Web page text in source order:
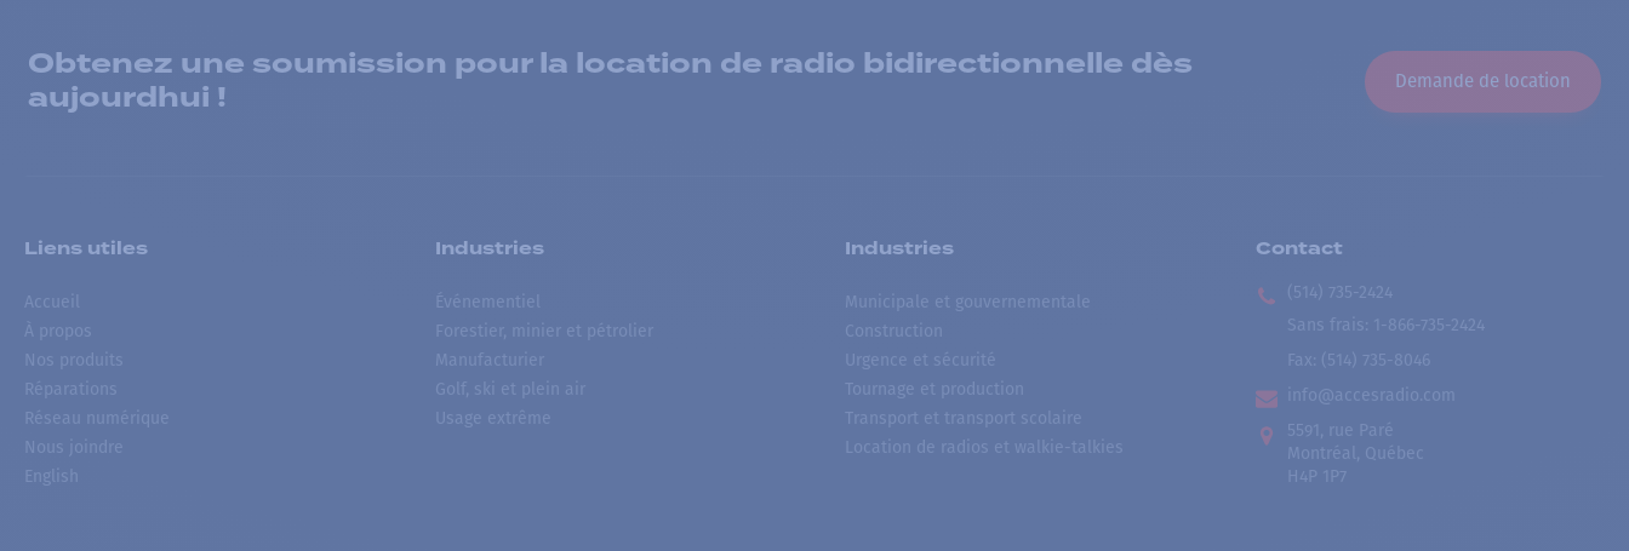
Obtenez une soumission pour la location de radio bidirectionnelle dès
aujourdhui !
Demande de location
Liens utiles
Accueil
À propos
Nos produits
Réparations
Réseau numérique
Nous joindre
English
Industries
Événementiel
Forestier, minier et pétrolier
Manufacturier
Golf, ski et plein air
Usage extrême
Industries
Municipale et gouvernementale
Construction
Urgence et sécurité
Tournage et production
Transport et transport scolaire
Location de radios et walkie-talkies
Contact
(514) 735-2424
Sans frais
1-866-735-2424
Fax: (514) 735-8046
info@accesradio.com
5591, rue Paré
Montréal, Québec
H4P 1P7